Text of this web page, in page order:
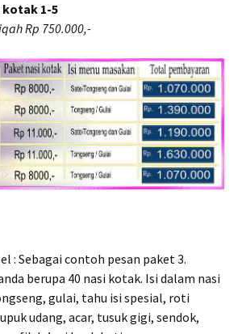
kotak 1-5
Rp 750.000,-
: Sebagai contoh pesan paket 3.
berupa 40 nasi kotak. Isi dalam nasi
gulai, tahu isi spesial, roti
udang, acar, tusuk gigi, sendok,